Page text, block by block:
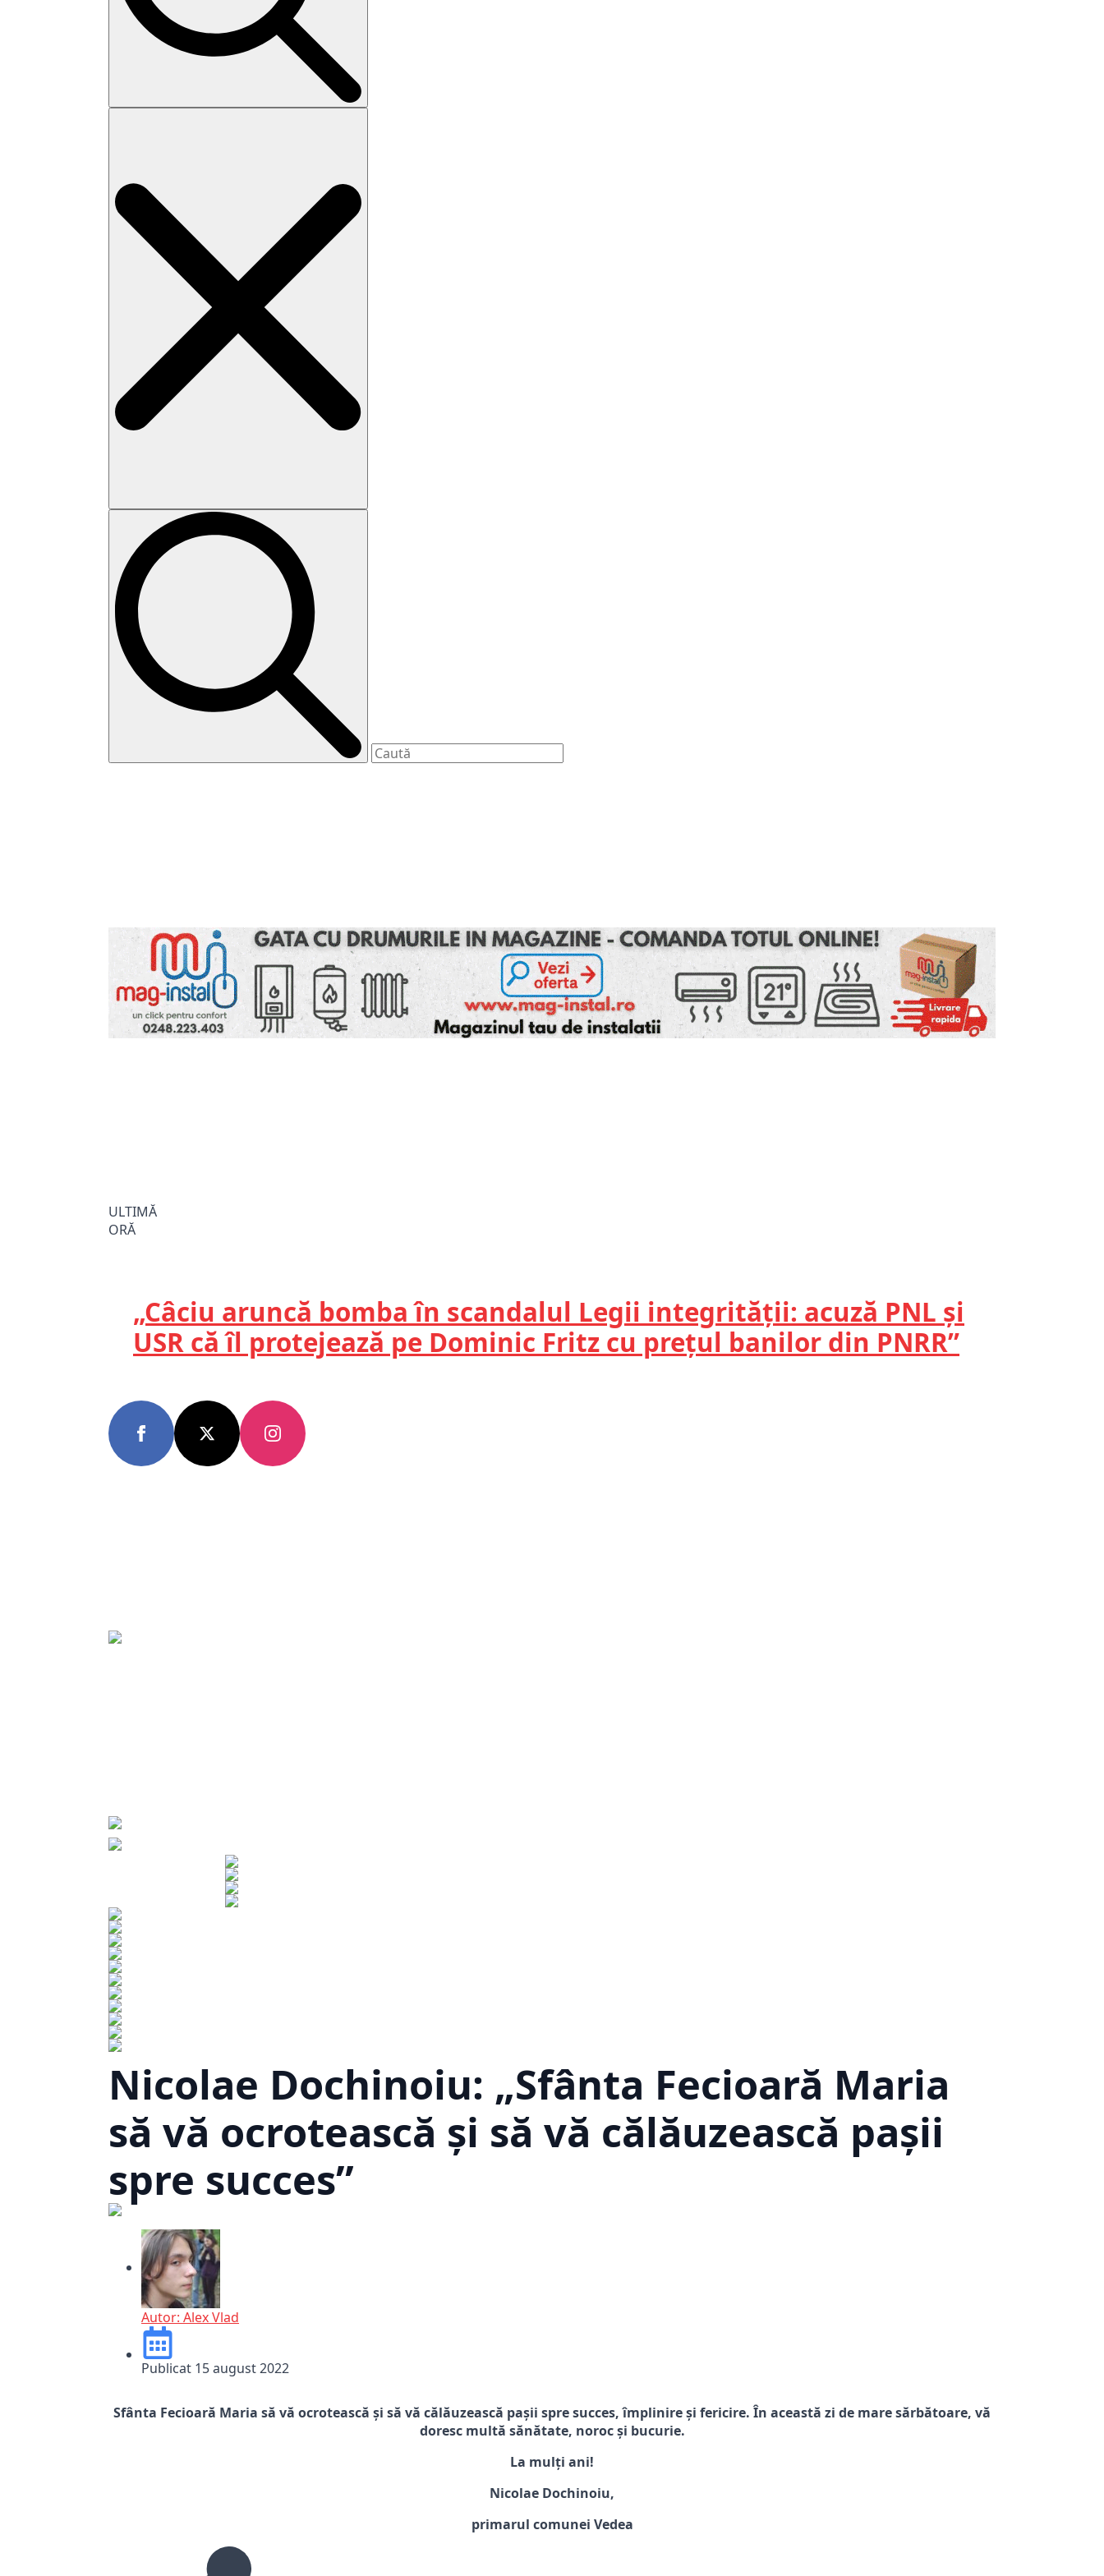
Search
ULTIMĂ
ORĂ
„Câciu aruncă bomba în scandalul Legii integrității: acuză PNL și
USR că îl protejează pe Dominic Fritz cu prețul banilor din PNRR”
Nicolae Dochinoiu: „Sfânta Fecioară Maria
să vă ocrotească și să vă călăuzească pașii
spre succes”
Autor: Alex Vlad
Publicat 15 august 2022
Sfânta Fecioară Maria să vă ocrotească și să vă călăuzească pașii spre succes, împlinire și fericire. În această zi de mare sărbătoare, vă
doresc multă sănătate, noroc și bucurie.
La mulți ani!
Nicolae Dochinoiu,
primarul comunei Vedea